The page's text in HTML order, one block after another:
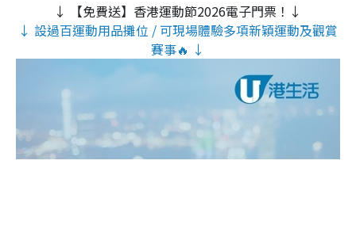
↓ 【免費送】香港運動節2026電子門票！↓
↓ 設過百運動用品攤位 / 可現場體驗多項新穎運動及觀賞
賽事🔥 ↓